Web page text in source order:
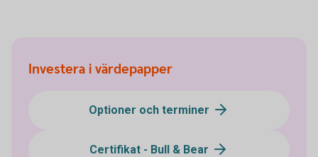
Investera i värdepapper
Optioner och terminer
Certifikat - Bull & Bear